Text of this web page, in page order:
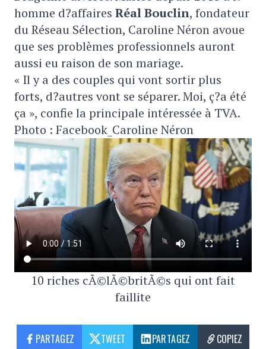
homme d?affaires Réal Bouclin, fondateur
du Réseau Sélection, Caroline Néron avoue
que ses problèmes professionnels auront
aussi eu raison de son mariage.
« Il y a des couples qui vont sortir plus
forts, d?autres vont se séparer. Moi, ç?a été
ça », confie la principale intéressée à TVA.
Photo : Facebook_Caroline Néron
10 riches cÃ©lÃ©britÃ©s qui ont fait
faillite
PARTAGEZ TWEET PARTAGEZ COPIEZ